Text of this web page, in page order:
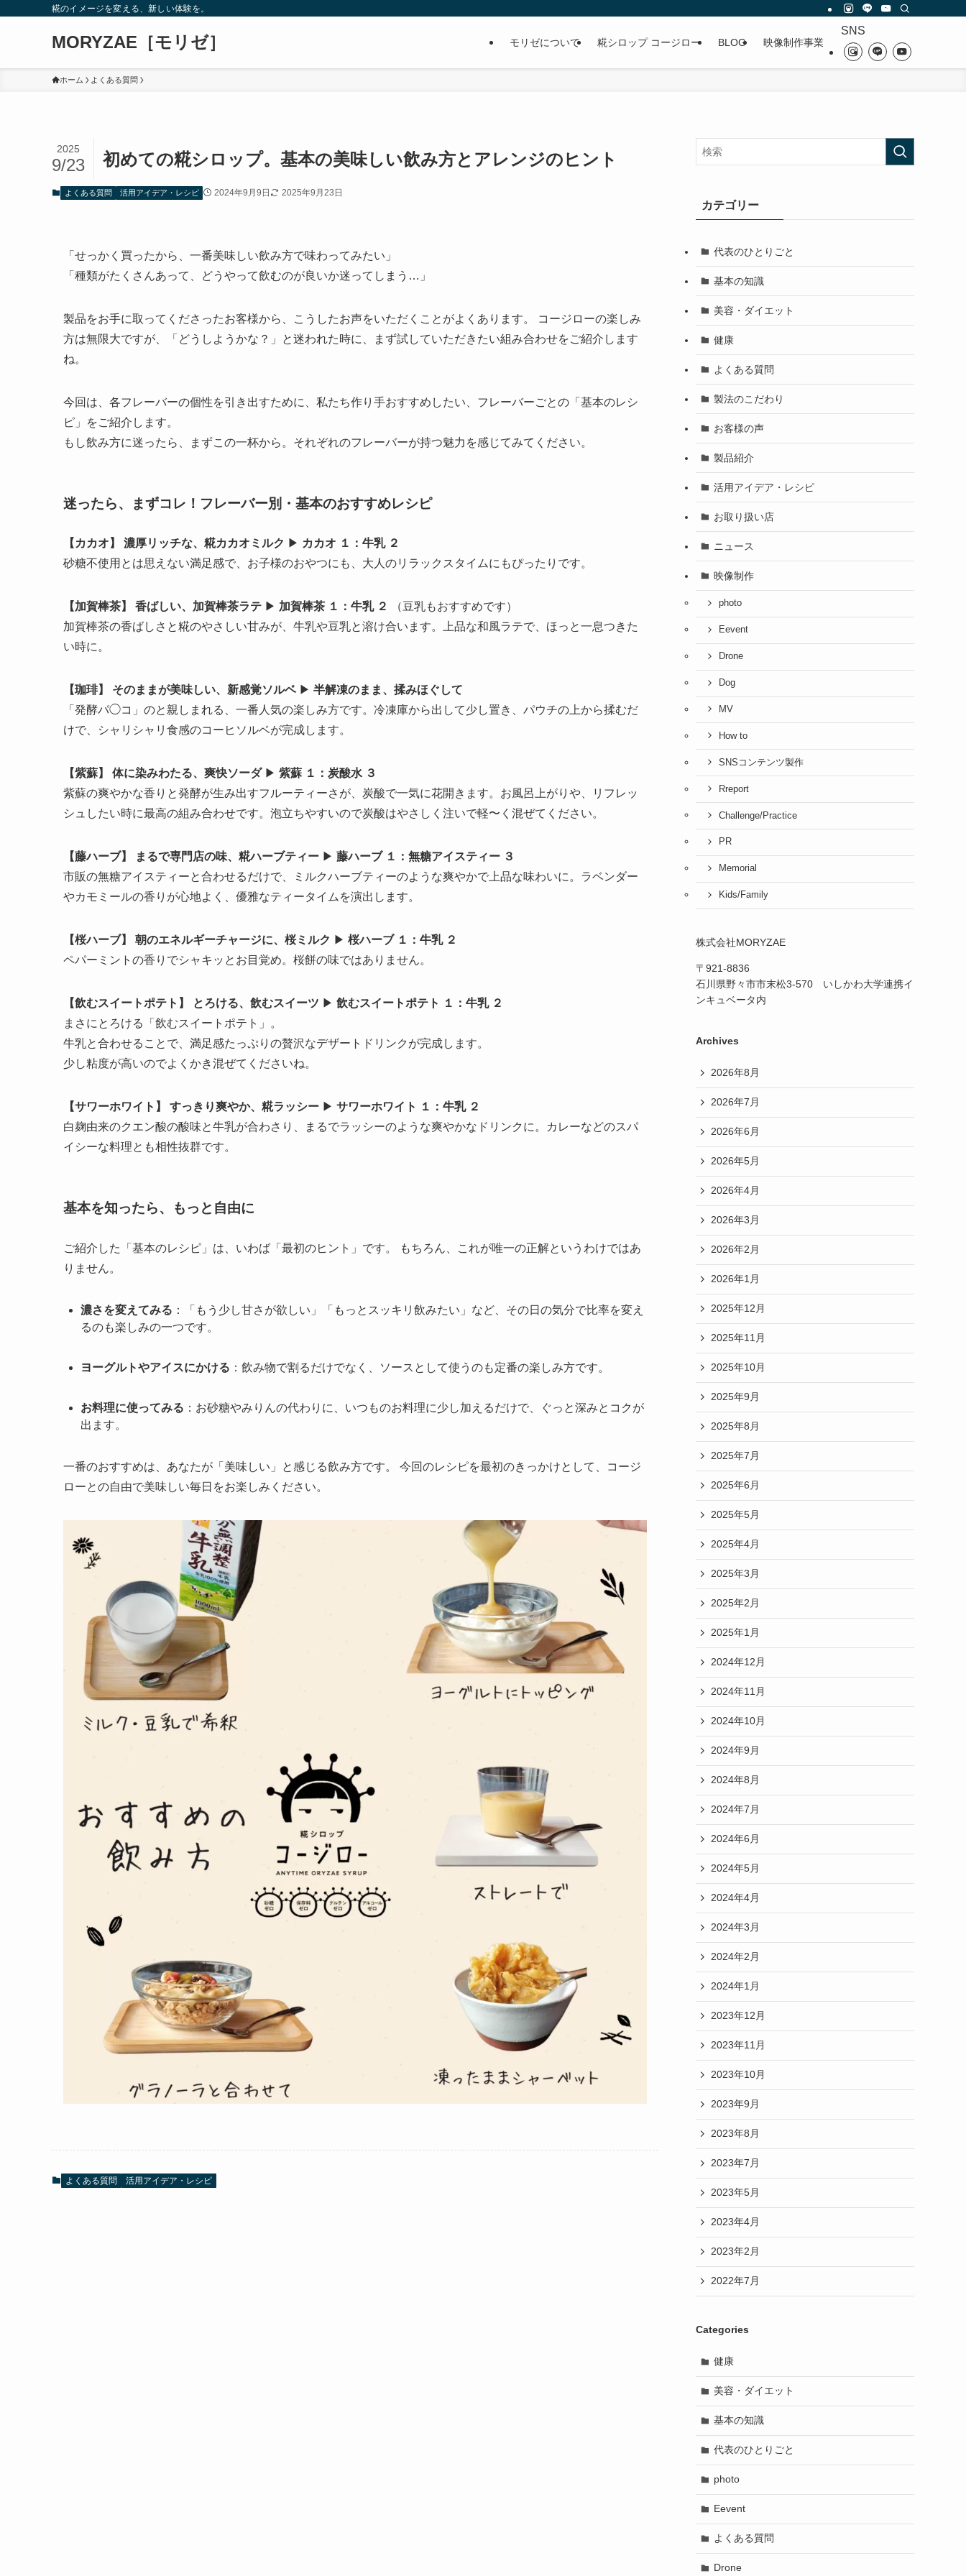
糀のイメージを変える、新しい体験を。
MORYZAE［モリゼ］ モリゼについて 糀シロップ コージロー BLOG 映像制作事業
SNS
ホーム よくある質問
初めての糀シロップ。基本の美味しい飲み方とアレンジのヒント
2025
9/23
よくある質問 活用アイデア・レシピ 2024年9月9日 2025年9月23日
「せっかく買ったから、一番美味しい飲み方で味わってみたい」
「種類がたくさんあって、どうやって飲むのが良いか迷ってしまう…」
製品をお手に取ってくださったお客様から、こうしたお声をいただくことがよくあります。 コージローの楽しみ
方は無限大ですが、「どうしようかな？」と迷われた時に、まず試していただきたい組み合わせをご紹介します
ね。
今回は、各フレーバーの個性を引き出すために、私たち作り手おすすめしたい、フレーバーごとの「基本のレシ
ピ」をご紹介します。
もし飲み方に迷ったら、まずこの一杯から。それぞれのフレーバーが持つ魅力を感じてみてください。
迷ったら、まずコレ！フレーバー別・基本のおすすめレシピ
【カカオ】 濃厚リッチな、糀カカオミルク ▶︎ カカオ １：牛乳 ２
砂糖不使用とは思えない満足感で、お子様のおやつにも、大人のリラックスタイムにもぴったりです。
【加賀棒茶】 香ばしい、加賀棒茶ラテ ▶︎ 加賀棒茶 １：牛乳 ２
（豆乳もおすすめです）
加賀棒茶の香ばしさと糀のやさしい甘みが、牛乳や豆乳と溶け合います。上品な和風ラテで、ほっと一息つきた
い時に。
【珈琲】 そのままが美味しい、新感覚ソルベ▶︎ 半解凍のまま、揉みほぐして
「発酵パ◯コ」のと親しまれる、一番人気の楽しみ方です。冷凍庫から出して少し置き、パウチの上から揉むだ
けで、シャリシャリ食感のコーヒソルベが完成します。
【紫蘇】 体に染みわたる、爽快ソーダ▶︎ 紫蘇 １：炭酸水 ３
紫蘇の爽やかな香りと発酵が生み出すフルーティーさが、炭酸で一気に花開きます。お風呂上がりや、リフレッ
シュしたい時に最高の組み合わせです。泡立ちやすいので炭酸はやさしく注いで軽〜く混ぜてください。
【藤ハーブ】 まるで専門店の味、糀ハーブティー ▶︎ 藤ハーブ １：無糖アイスティー ３
市販の無糖アイスティーと合わせるだけで、ミルクハーブティーのような爽やかで上品な味わいに。ラベンダー
やカモミールの香りが心地よく、優雅なティータイムを演出します。
【桜ハーブ】 朝のエネルギーチャージに、桜ミルク ▶︎ 桜ハーブ １：牛乳 ２
ペパーミントの香りでシャキッとお目覚め。桜餅の味ではありません。
【飲むスイートポテト】 とろける、飲むスイーツ ▶︎ 飲むスイートポテト １：牛乳 ２
まさにとろける「飲むスイートポテト」。
牛乳と合わせることで、満足感たっぷりの贅沢なデザートドリンクが完成します。
少し粘度が高いのでよくかき混ぜてくださいね。
【サワーホワイト】 すっきり爽やか、糀ラッシー ▶︎ サワーホワイト １：牛乳 ２
白麹由来のクエン酸の酸味と牛乳が合わさり、まるでラッシーのような爽やかなドリンクに。カレーなどのスパ
イシーな料理とも相性抜群です。
基本を知ったら、もっと自由に
ご紹介した「基本のレシピ」は、いわば「最初のヒント」です。 もちろん、これが唯一の正解というわけではあ
りません。
濃さを変えてみる ：「もう少し甘さが欲しい」「もっとスッキリ飲みたい」など、その日の気分で比率を変え
るのも楽しみの一つです。
ヨーグルトやアイスにかける ：飲み物で割るだけでなく、ソースとして使うのも定番の楽しみ方です。
お料理に使ってみる ：お砂糖やみりんの代わりに、いつものお料理に少し加えるだけで、ぐっと深みとコクが
出ます。
一番のおすすめは、あなたが「美味しい」と感じる飲み方です。 今回のレシピを最初のきっかけとして、コージ
ローとの自由で美味しい毎日をお楽しみください。
よくある質問 活用アイデア・レシピ
カテゴリー
代表のひとりごと
基本の知識
美容・ダイエット
健康
よくある質問
製法のこだわり
お客様の声
製品紹介
活用アイデア・レシピ
お取り扱い店
ニュース
映像制作
photo
Eevent
Drone
Dog
MV
How to
SNSコンテンツ製作
Rreport
Challenge/Practice
PR
Memorial
Kids/Family
株式会社MORYZAE
〒921-8836
石川県野々市市末松3-570 いしかわ大学連携イ
ンキュベータ内
Archives
2026年8月
2026年7月
2026年6月
2026年5月
2026年4月
2026年3月
2026年2月
2026年1月
2025年12月
2025年11月
2025年10月
2025年9月
2025年8月
2025年7月
2025年6月
2025年5月
2025年4月
2025年3月
2025年2月
2025年1月
2024年12月
2024年11月
2024年10月
2024年9月
2024年8月
2024年7月
2024年6月
2024年5月
2024年4月
2024年3月
2024年2月
2024年1月
2023年12月
2023年11月
2023年10月
2023年9月
2023年8月
2023年7月
2023年5月
2023年4月
2023年2月
2022年7月
Categories
健康
美容・ダイエット
基本の知識
代表のひとりごと
photo
Eevent
よくある質問
Drone